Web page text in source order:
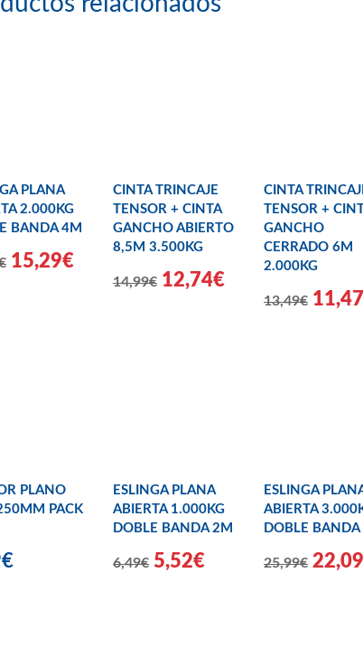
PLANA
2.000KG
BANDA 4M
15,29€
CINTA TRINCAJE
TENSOR + CINTA
GANCHO ABIERTO
8,5M 3.500KG
14,99€ 12,74€
CINTA
TENSOR +
GANCHO
CERRADO 6M
2.000KG
13,49€
PLANO
PACK
ESLINGA PLANA
ABIERTA 1.000KG
DOBLE BANDA 2M
6,49€ 5,52€
ESLINGA
ABIERTA
DOBLE BANDA
25,99€